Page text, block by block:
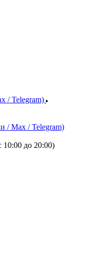
/ Telegram)
/ Max / Telegram)
10:00 до 20:00)